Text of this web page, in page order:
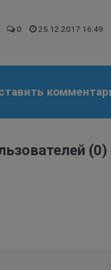
0 25.12.2017 16:49
(0)